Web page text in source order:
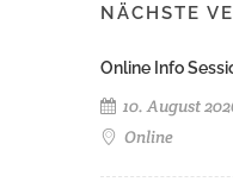
NÄCHSTE
Online Info
10. August
Online